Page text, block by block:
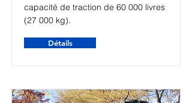
capacité de traction de 60 000 livres
(27 000 kg).
Détails